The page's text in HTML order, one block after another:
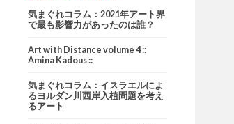
気まぐれコラム：2021年アート界
で最も影響力があったのは誰？
Art with Distance volume 4 ::
Amina Kadous ::
気まぐれコラム：イスラエルによ
るヨルダン川西岸入植問題を考え
るアート